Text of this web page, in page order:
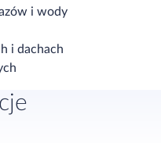
i wody
i dachach